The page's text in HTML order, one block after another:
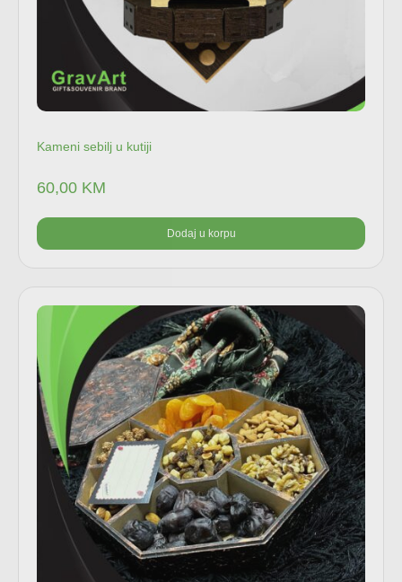
Kameni sebilj u kutiji
60,00 KM
Dodaj u korpu